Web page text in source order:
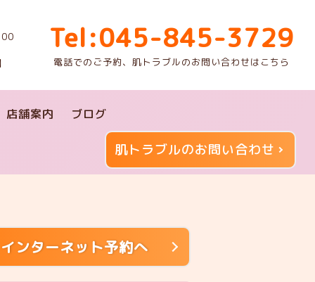
Tel:045-845-3729
電話でのご予約、肌トラブルのお問い合わせはこちら
店舗案内 ブログ
肌トラブルのお問い合わせ
インターネット予約へ